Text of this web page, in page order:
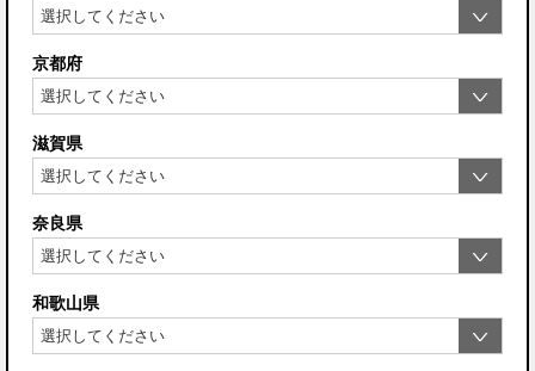
京都府
滋賀県
奈良県
和歌山県